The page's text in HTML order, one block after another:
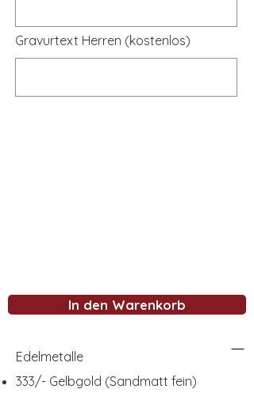
Gravurtext Herren (kostenlos)
In den Warenkorb
Edelmetalle
333/- Gelbgold (Sandmatt fein)